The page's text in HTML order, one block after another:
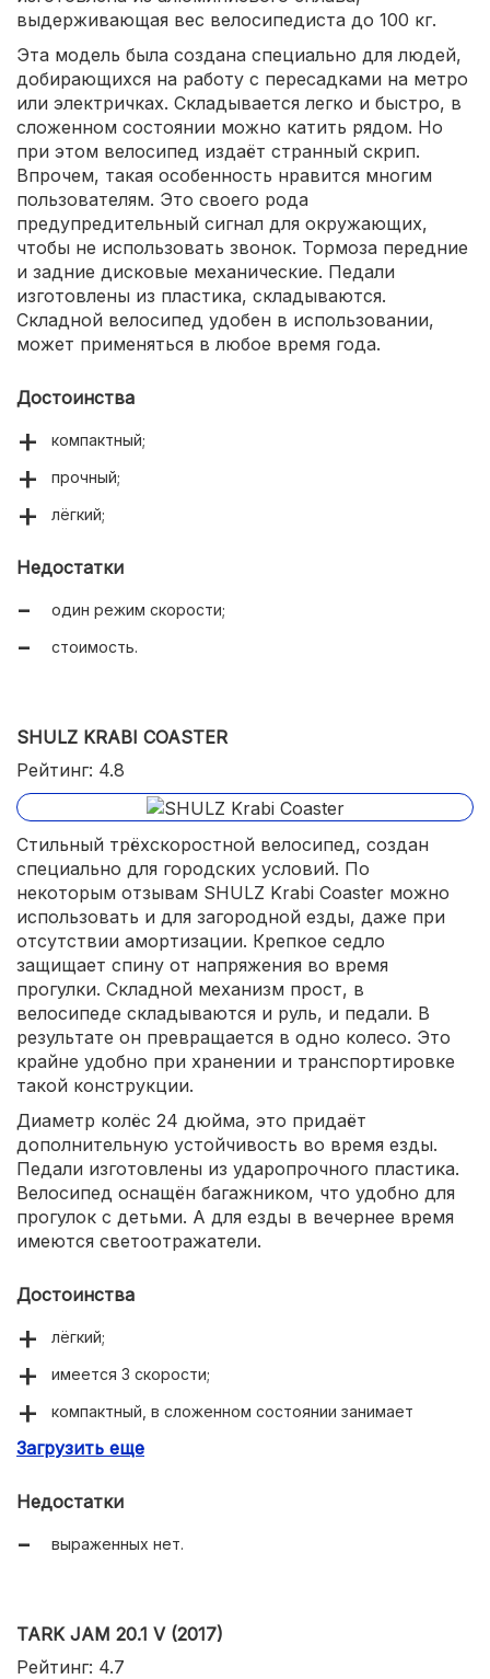
выдерживающая вес велосипедиста до 100 кг.
Эта модель была создана специально для людей,
добирающихся на работу с пересадками на метро
или электричках. Складывается легко и быстро, в
сложенном состоянии можно катить рядом. Но
при этом велосипед издаёт странный скрип.
Впрочем, такая особенность нравится многим
пользователям. Это своего рода
предупредительный сигнал для окружающих,
чтобы не использовать звонок. Тормоза передние
и задние дисковые механические. Педали
изготовлены из пластика, складываются.
Складной велосипед удобен в использовании,
может применяться в любое время года.
Достоинства
компактный;
прочный;
лёгкий;
Недостатки
один режим скорости;
стоимость.
SHULZ KRABI COASTER
Рейтинг: 4.8
Стильный трёхскоростной велосипед, создан
специально для городских условий. По
некоторым отзывам SHULZ Krabi Coaster можно
использовать и для загородной езды, даже при
отсутствии амортизации. Крепкое седло
защищает спину от напряжения во время
прогулки. Складной механизм прост, в
велосипеде складываются и руль, и педали. В
результате он превращается в одно колесо. Это
крайне удобно при хранении и транспортировке
такой конструкции.
Диаметр колёс 24 дюйма, это придаёт
дополнительную устойчивость во время езды.
Педали изготовлены из ударопрочного пластика.
Велосипед оснащён багажником, что удобно для
прогулок с детьми. А для езды в вечернее время
имеются светоотражатели.
Достоинства
лёгкий;
имеется 3 скорости;
компактный, в сложенном состоянии занимает
Загрузить еще
Недостатки
выраженных нет.
TARK JAM 20.1 V (2017)
Рейтинг: 4.7